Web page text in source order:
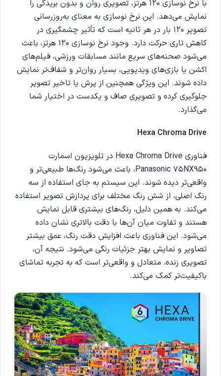
با نرخ نوسازی 120 هرتز، تصویری روان و بدون بریدگی را
نمایش می‌دهد. این نرخ نوسازی به معنای به‌روزرسانی
تصویر 120 بار در هر ثانیه است که تأثیر چشمگیری در
کاهش تاری حرکت دارد. وجود نرخ نوسازی 120 هرتز، باعث
می‌شود صحنه‌های سریع مانند مسابقات ورزشی، فیلم‌های
اکشن یا بازی‌های ویدیویی، بسیار روان‌تر و شفاف‌تر نمایش
داده شوند. این ویژگی همچنین از پرش یا تاخیر تصویر
جلوگیری کرده و تصویری صاف و یکدست در اختیار شما
می‌گذارد.
Hexa Chroma Drive
فناوری Hexa Chroma Drive در تلویزیون اسمارت
Panasonic 75NX950، باعث می‌شود رنگ‌ها طبیعی‌تر و
واقعی‌تر دیده شوند. این سیستم به جای استفاده از سه
رنگ اصلی، از شش رنگ مختلف برای پردازش تصویر استفاده
می‌کند. به همین دلیل، رنگ‌های بیشتری قابل نمایش
هستند و تفاوت میان آن‌ها با دقت بالاتری نشان داده
می‌شود. این فناوری باعث افزایش دقت رنگ، عمق بیشتر
تصاویر و نمایش بهتر جزئیات رنگی می‌شود. نتیجه آن،
تصویری زنده، متعادل و واقعی‌تر است که به تجربه تماشای
باکیفیت‌تر کمک می‌کند.